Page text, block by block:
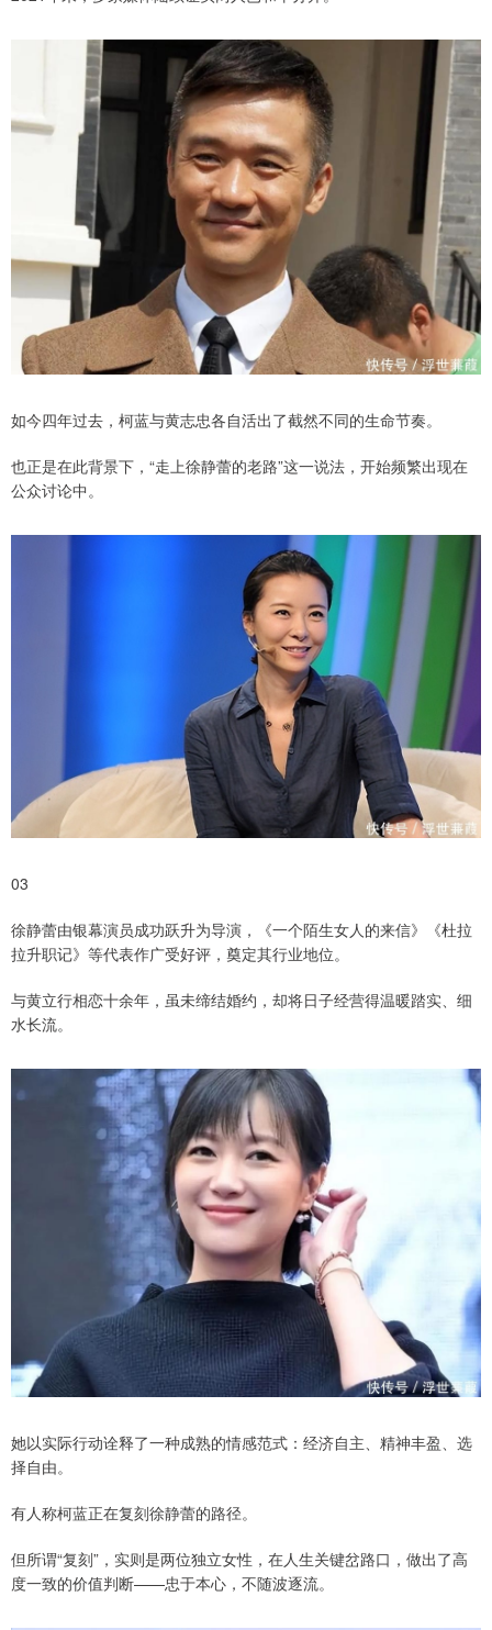
如今四年过去，柯蓝与黄志忠各自活出了截然不同的生命节奏。
也正是在此背景下，“走上徐静蕾的老路”这一说法，开始频繁出现在
公众讨论中。
03
徐静蕾由银幕演员成功跃升为导演，《一个陌生女人的来信》《杜拉
拉升职记》等代表作广受好评，奠定其行业地位。
与黄立行相恋十余年，虽未缔结婚约，却将日子经营得温暖踏实、细
水长流。
她以实际行动诠释了一种成熟的情感范式：经济自主、精神丰盈、选
择自由。
有人称柯蓝正在复刻徐静蕾的路径。
但所谓“复刻”，实则是两位独立女性，在人生关键岔路口，做出了高
度一致的价值判断——忠于本心，不随波逐流。